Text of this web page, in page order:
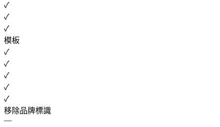
✓
✓
✓
模板
✓
✓
✓
✓
✓
移除品牌標識
—